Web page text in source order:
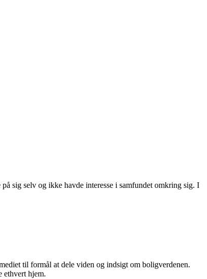
sig selv og ikke havde interesse i samfundet omkring sig. I
til formål at dele viden og indsigt om boligverdenen.
ethvert hjem.